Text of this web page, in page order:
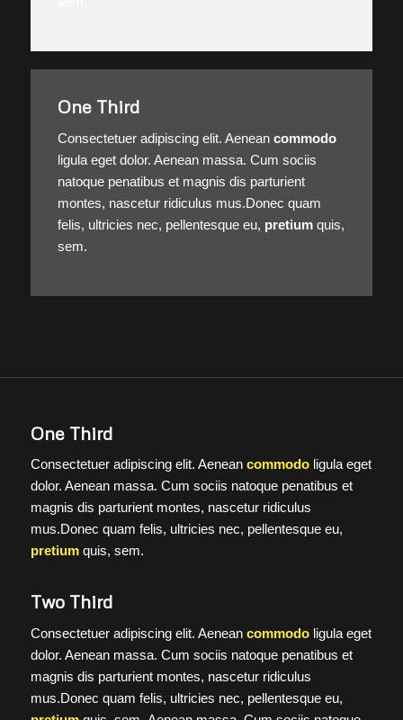
One Third
Consectetuer adipiscing elit. Aenean commodo
ligula eget dolor. Aenean massa. Cum sociis
natoque penatibus et magnis dis parturient
montes, nascetur ridiculus mus.Donec quam
felis, ultricies nec, pellentesque eu, pretiumquis,
sem.
One Third
Consectetuer adipiscing elit. Aenean commodoligula eget
dolor. Aenean massa. Cum sociis natoque penatibus et
magnis dis parturient montes, nascetur ridiculus
mus.Donec quam felis, ultricies nec, pellentesque eu,
pretiumquis, sem.
Two Third
Consectetuer adipiscing elit. Aenean commodoligula eget
dolor. Aenean massa. Cum sociis natoque penatibus et
magnis dis parturient montes, nascetur ridiculus
mus.Donec quam felis, ultricies nec, pellentesque eu,